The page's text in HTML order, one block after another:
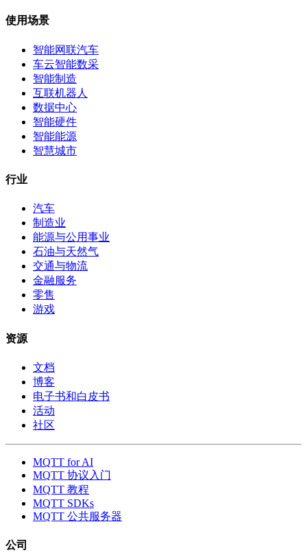
使用场景
智能网联汽车
车云智能数采
智能制造
互联机器人
数据中心
智能硬件
智能能源
智慧城市
行业
汽车
制造业
能源与公用事业
石油与天然气
交通与物流
金融服务
零售
游戏
资源
文档
博客
电子书和白皮书
活动
社区
MQTT for AI
MQTT 协议入门
MQTT 教程
MQTT SDKs
MQTT 公共服务器
公司